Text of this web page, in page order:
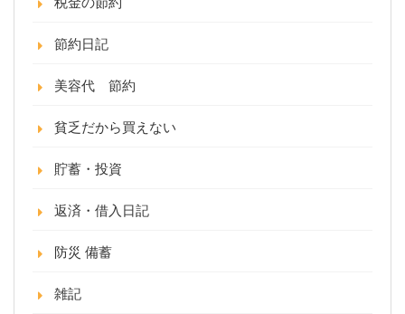
節約日記
美容代 節約
貧乏だから買えない
貯蓄・投資
返済・借入日記
防災 備蓄
雑記